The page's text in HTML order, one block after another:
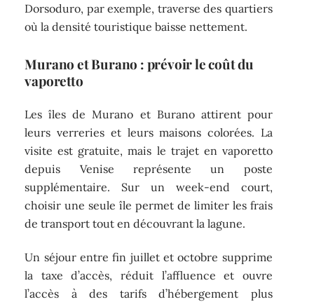
Dorsoduro, par exemple, traverse des quartiers
où la densité touristique baisse nettement.
Murano et Burano : prévoir le coût du
vaporetto
Les îles de Murano et Burano attirent pour
leurs verreries et leurs maisons colorées. La
visite est gratuite, mais le trajet en vaporetto
depuis Venise représente un poste
supplémentaire. Sur un week-end court,
choisir une seule île permet de limiter les frais
de transport tout en découvrant la lagune.
Un séjour entre fin juillet et octobre supprime
la taxe d’accès, réduit l’affluence et ouvre
l’accès à des tarifs d’hébergement plus